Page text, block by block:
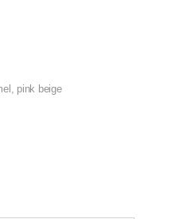
pink beige